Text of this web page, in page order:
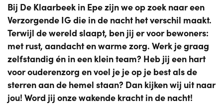
Bij De Klaarbeek in Epe zijn we op zoek naar een
Verzorgende IG die in de nacht het verschil maakt.
Terwijl de wereld slaapt, ben jij er voor bewoners:
met rust, aandacht en warme zorg. Werk je graag
zelfstandig én in een klein team? Heb jij een hart
voor ouderenzorg en voel je je op je best als de
sterren aan de hemel staan? Dan kijken wij uit naar
jou! Word jij onze wakende kracht in de nacht!